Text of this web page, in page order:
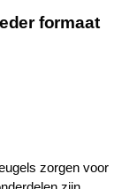
formaat
zorgen voor